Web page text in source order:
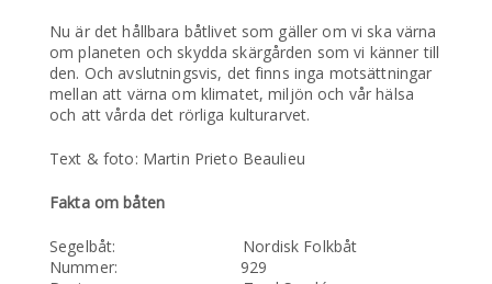
Nu är det hållbara båtlivet som gäller om vi ska värna
om planeten och skydda skärgården som vi känner till
den. Och avslutningsvis, det finns inga motsättningar
mellan att värna om klimatet, miljön och vår hälsa
och att vårda det rörliga kulturarvet.
Text & foto: Martin Prieto Beaulieu
Fakta om båten
Segelbåt: Nordisk Folkbåt
Nummer: 929